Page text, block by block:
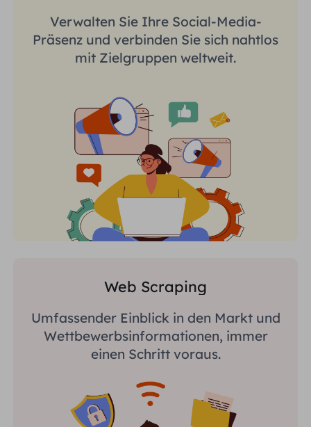
Verwalten Sie Ihre Social-Media-
Präsenz und verbinden Sie sich nahtlos
mit Zielgruppen weltweit.
Web Scraping
Umfassender Einblick in den Markt und
Wettbewerbsinformationen, immer
einen Schritt voraus.